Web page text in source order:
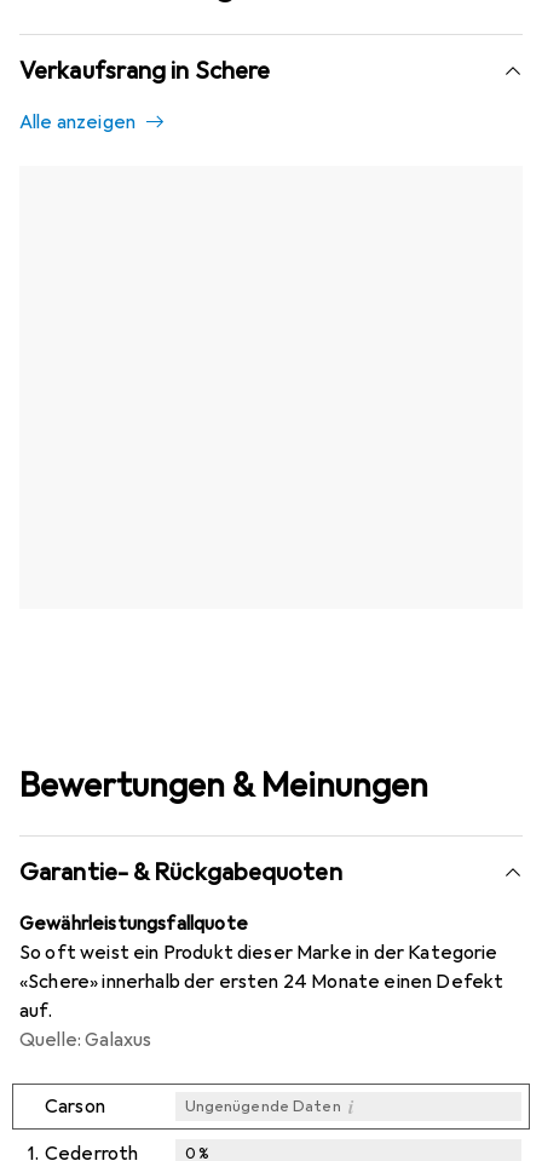
Verkaufsrang in Schere
Alle anzeigen
Bewertungen & Meinungen
Garantie- & Rückgabequoten
Gewährleistungsfallquote
So oft weist ein Produkt dieser Marke in der Kategorie
«Schere» innerhalb der ersten 24 Monate einen Defekt
auf.
Quelle: Galaxus
Carson Ungenügende Daten i
1. Cederroth 0%